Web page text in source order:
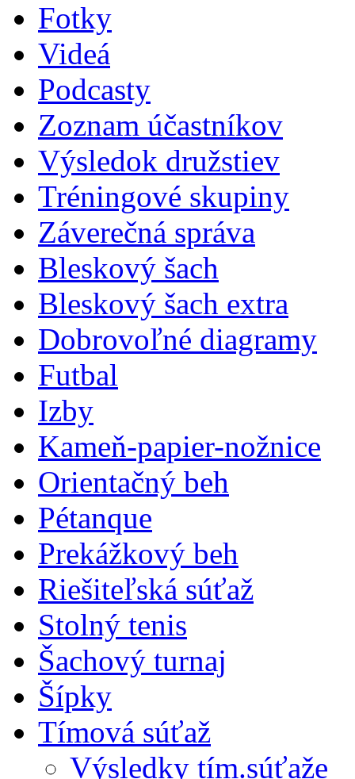
Fotky
Videá
Podcasty
Zoznam účastníkov
Výsledok družstiev
Tréningové skupiny
Záverečná správa
Bleskový šach
Bleskový šach extra
Dobrovoľné diagramy
Futbal
Izby
Kameň-papier-nožnice
Orientačný beh
Pétanque
Prekážkový beh
Riešiteľská súťaž
Stolný tenis
Šachový turnaj
Šípky
Tímová súťaž
Výsledky tím.súťaže